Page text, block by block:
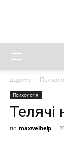
додому
Психологія
Телячі
по maxwelhelp -